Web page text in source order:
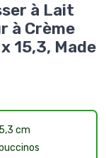
à Lait
à Crème
15,3, Made
cm